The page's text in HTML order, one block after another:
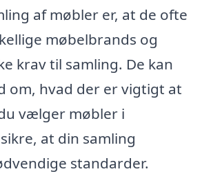
af møbler er, at de ofte
møbelbrands og
krav til samling. De kan
om, hvad der er vigtigt at
vælger møbler i
at din samling
standarder.